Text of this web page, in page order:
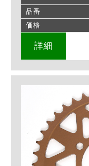
品番
価格
詳細